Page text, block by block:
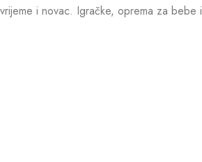
i novac. Igračke, oprema za bebe i